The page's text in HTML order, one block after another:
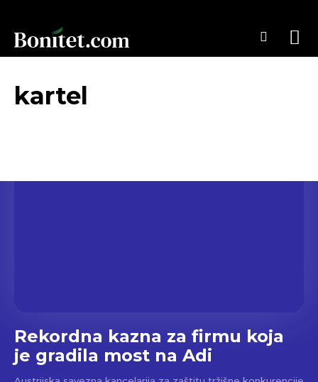
kartel
Rekordna kazna za firmu koja
je gradila most na Adi